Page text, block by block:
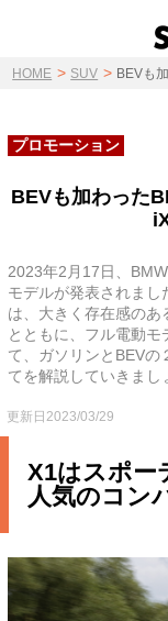
HOME > SUV > BEVも
プロモーション
BEVも加わった
2023年2月17日、
モデルが発表されまし
は、大きく存在感のあ
とともに、フル電動
て、ガソリンとBEVの
てを解説していきまし
更新日2023/03/29
X1はスポー
人気のコン